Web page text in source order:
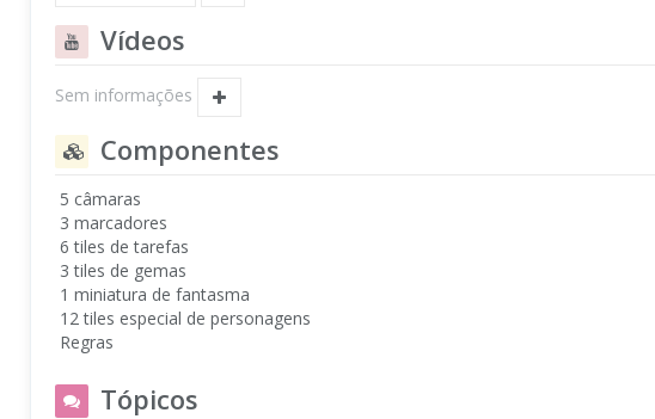
Vídeos
Sem informações
Componentes
5 câmaras
3 marcadores
6 tiles de tarefas
3 tiles de gemas
1 miniatura de fantasma
12 tiles especial de personagens
Regras
Tópicos